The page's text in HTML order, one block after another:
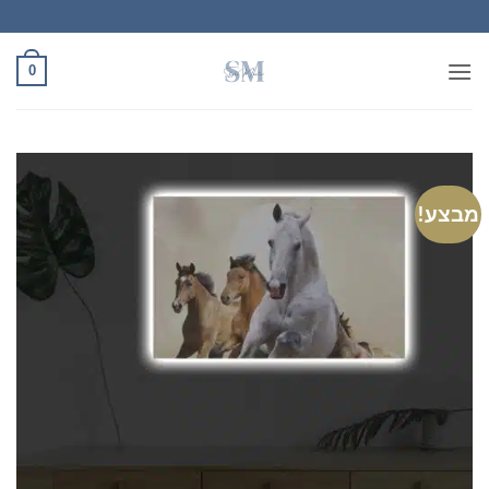
to
content
0
מבצע!